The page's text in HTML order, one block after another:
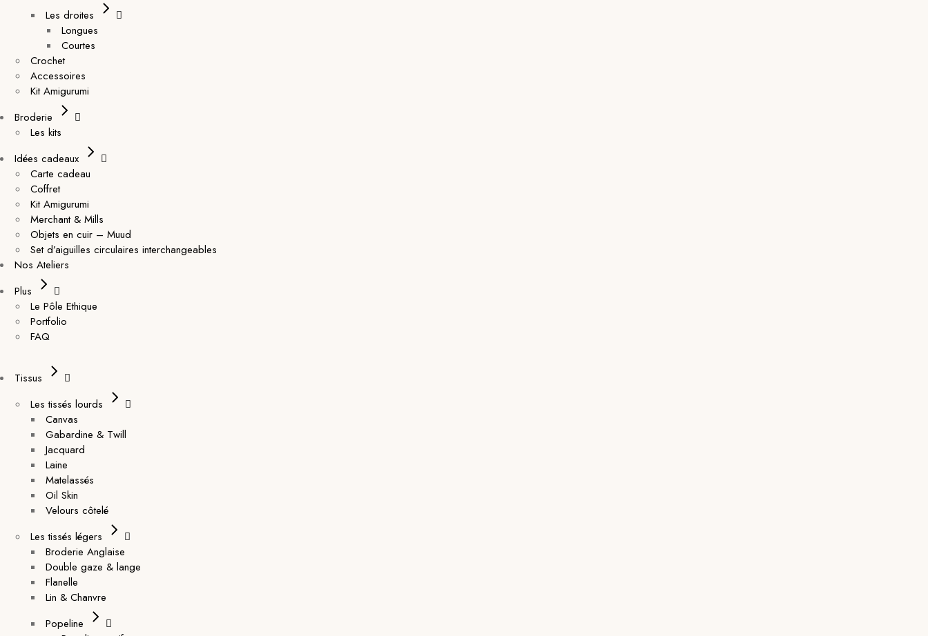
Les droites
Longues
Courtes
Crochet
Accessoires
Kit Amigurumi
Broderie
Les kits
Idées cadeaux
Carte cadeau
Coffret
Kit Amigurumi
Merchant & Mills
Objets en cuir – Muud
Set d’aiguilles circulaires interchangeables
Nos Ateliers
Plus
Le Pôle Ethique
Portfolio
FAQ
Tissus
Les tissés lourds
Canvas
Gabardine & Twill
Jacquard
Laine
Matelassés
Oil Skin
Velours côtelé
Les tissés légers
Broderie Anglaise
Double gaze & lange
Flanelle
Lin & Chanvre
Popeline